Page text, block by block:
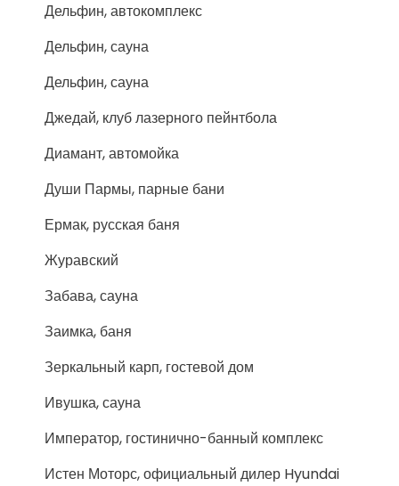
Дельфин, автокомплекс
Дельфин, сауна
Дельфин, сауна
Джедай, клуб лазерного пейнтбола
Диамант, автомойка
Души Пармы, парные бани
Ермак, русская баня
Журавский
Забава, сауна
Заимка, баня
Зеркальный карп, гостевой дом
Ивушка, сауна
Император, гостинично-банный комплекс
Истен Моторс, официальный дилер Hyundai